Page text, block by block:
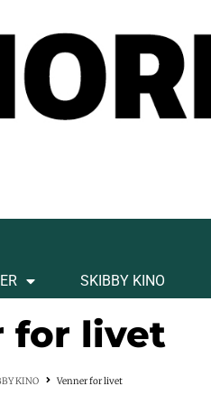
SKIBBY KINO
for livet
KINO Venner for livet